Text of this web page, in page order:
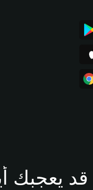
قد يعجبك